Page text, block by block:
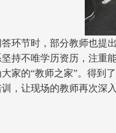
环节时，部分教师也提
持不唯学历资历，注重
家的“教师之家”。得到
，让现场的教师再次深